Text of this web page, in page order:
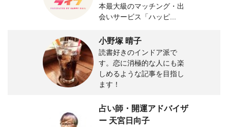
本最大級のマッチング・出
会いサービス「ハッピ...
小野塚 晴子
読書好きのインドア派で
す。恋に消極的な人にも楽
しめるような記事を目指し
ます！
占い師・開運アドバイザ
ー 天宮日向子